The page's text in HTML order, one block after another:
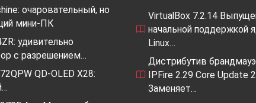
очаровательный, но
мини-ПК
удивительно
с разрешением…
QD-OLED X28:
VirtualBox 7.2.14
начальной поддержкой
Linux…
Дистрибутив
IPFire 2.29 Core Update
Заменяет…